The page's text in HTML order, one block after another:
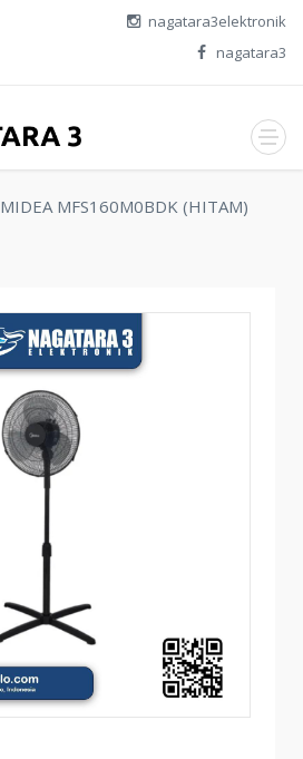
nagatara3elektronik
nagatara3
MIDEA MFS160M0BDK (HITAM)